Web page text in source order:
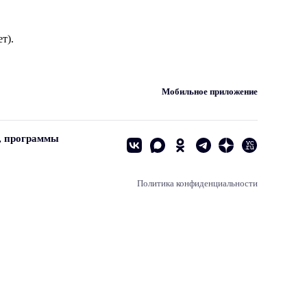
Мобильное приложение
программы
Политика конфиденциальности